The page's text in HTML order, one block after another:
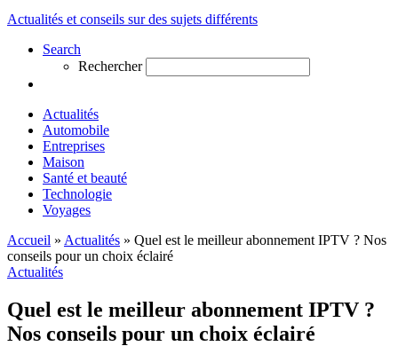
Actualités et conseils sur des sujets différents
Search
Rechercher
Actualités
Automobile
Entreprises
Maison
Santé et beauté
Technologie
Voyages
Accueil » Actualités » Quel est le meilleur abonnement IPTV ? Nos
conseils pour un choix éclairé
Actualités
Quel est le meilleur abonnement IPTV ?
Nos conseils pour un choix éclairé